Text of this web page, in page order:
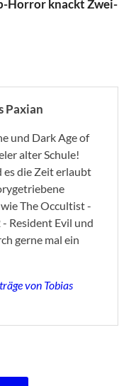
Horror knackt Zwei-
Paxian
und Dark Age of
alter Schule!
es die Zeit erlaubt
The Occultist -
Resident Evil und
gerne mal ein
von Tobias